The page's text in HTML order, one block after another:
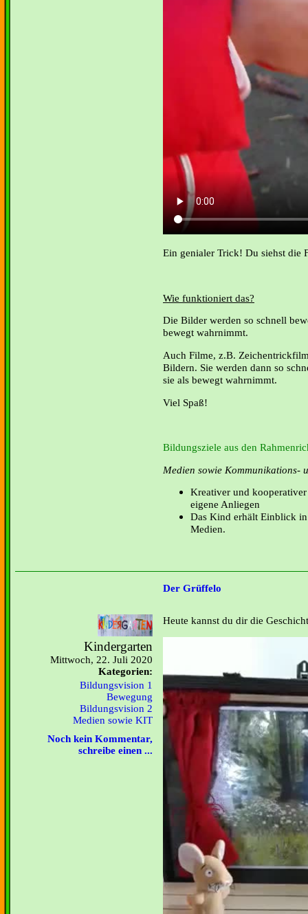
Ein genialer Trick! Du siehst die
Wie funktioniert das?
Die Bilder werden so schnell
bewegt wahrnimmt.
Auch Filme, z.B.
Bildern. Sie werden dann so
sie als bewegt wahrnimmt.
Viel Spaß!
Bildungsziele aus den
Medien sowie Kommunikations-
Kreativer und
eigene Anliegen
Das Kind erhält Einblick
Medien.
Der Grüffelo
Kindergarten
Mittwoch, 22. Juli 2020
Kategorien:
Bildungsvision 1
Bewegung
Bildungsvision 2
Medien sowie KIT
Noch kein Kommentar,
schreibe einen ...
Heute kannst du dir die